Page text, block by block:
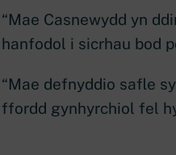
“Mae Casnewydd yn
hanfodol i sicrhau bod
“Mae defnyddio safle
ffordd gynhyrchiol fel